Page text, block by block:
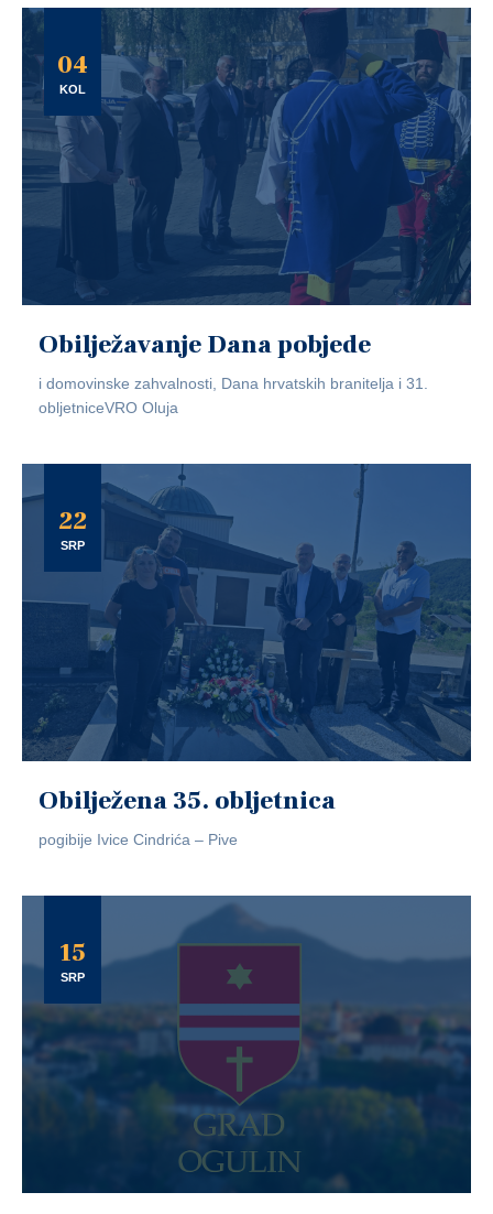
04
KOL
Obilježavanje Dana pobjede
i domovinske zahvalnosti, Dana hrvatskih branitelja i 31.
obljetniceVRO Oluja
22
SRP
Obilježena 35. obljetnica
pogibije Ivice Cindrića – Pive
15
SRP